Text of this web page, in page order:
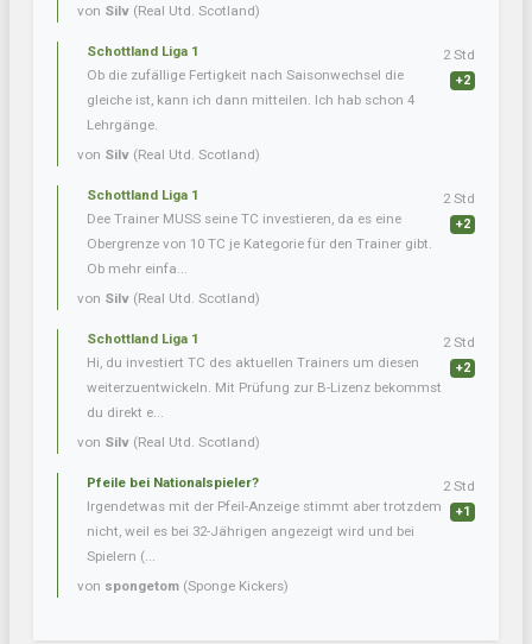
von Silv (Real Utd. Scotland)
Schottland Liga 1
Ob die zufällige Fertigkeit nach Saisonwechsel die
gleiche ist, kann ich dann mitteilen. Ich hab schon 4
Lehrgänge.
von Silv (Real Utd. Scotland)
2 Std
+2
Schottland Liga 1
Dee Trainer MUSS seine TC investieren, da es eine
Obergrenze von 10 TC je Kategorie für den Trainer gibt.
Ob mehr einfa...
von Silv (Real Utd. Scotland)
2 Std
+2
Schottland Liga 1
Hi, du investiert TC des aktuellen Trainers um diesen
weiterzuentwickeln. Mit Prüfung zur B-Lizenz bekommst
du direkt e...
von Silv (Real Utd. Scotland)
2 Std
+2
Pfeile bei Nationalspieler?
Irgendetwas mit der Pfeil-Anzeige stimmt aber trotzdem
nicht, weil es bei 32-Jährigen angezeigt wird und bei
Spielern (...
von spongetom (Sponge Kickers)
2 Std
+1